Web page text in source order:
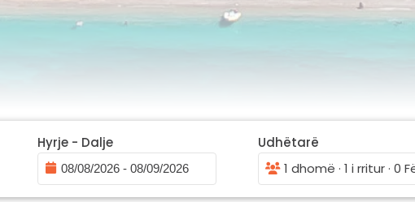
Hyrje - Dalje
Udhëtarë
1 dhomë · 1 i rritur · 0